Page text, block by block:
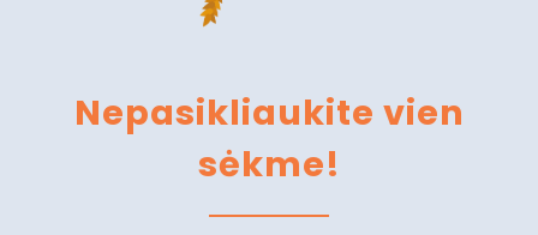
Nepasikliaukite vien
sėkme!